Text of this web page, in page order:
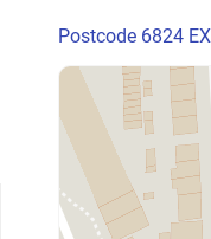
Postcode 6824